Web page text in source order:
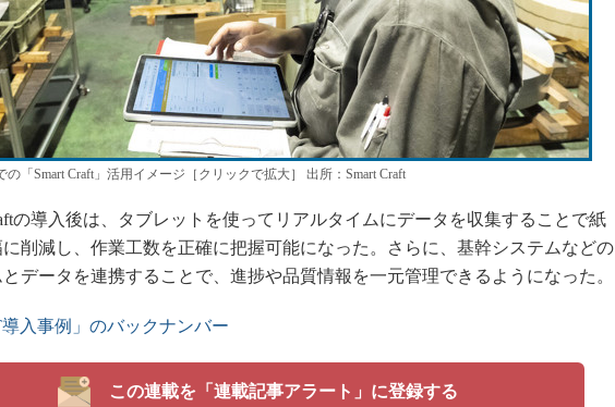
の「Smart Craft」活用イメージ［クリックで拡大］ 出所：Smart Craft
の導入後は、タブレットを使ってリアルタイムにデータを収集することで紙
削減し、作業工数を正確に把握可能になった。さらに、基幹システムなどの
データを連携することで、進捗や品質情報を一元管理できるようになった。
入事例」のバックナンバー
この連載を「連載記事アラート」に登録する